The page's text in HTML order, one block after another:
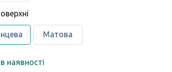
Матова
наявності